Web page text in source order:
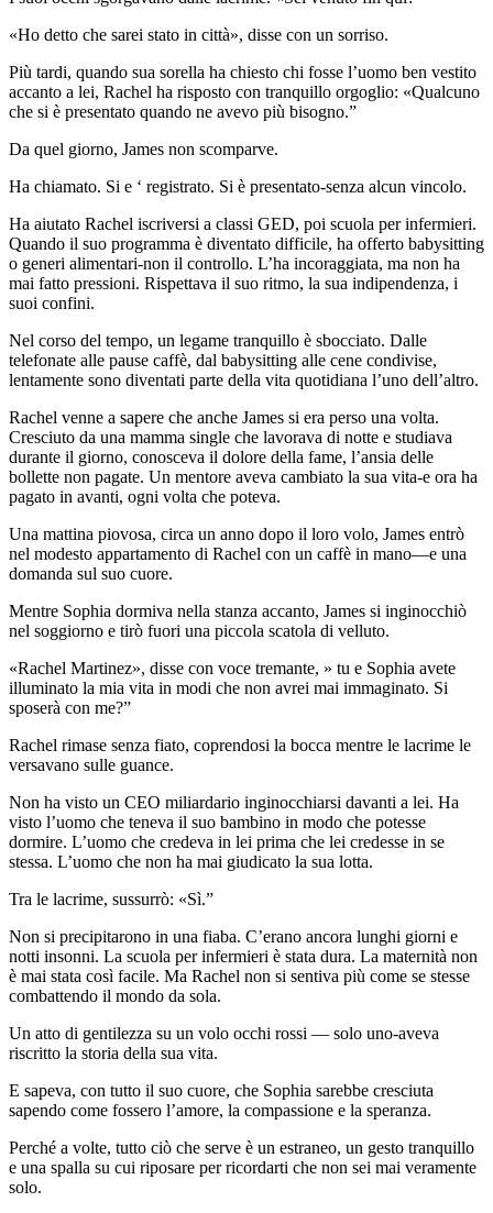
«Ho detto che sarei stato in città», disse con un sorriso.
Più tardi, quando sua sorella ha chiesto chi fosse l’uomo ben vestito
accanto a lei, Rachel ha risposto con tranquillo orgoglio: «Qualcuno
che si è presentato quando ne avevo più bisogno.”
Da quel giorno, James non scomparve.
Ha chiamato. Si e ‘ registrato. Si è presentato-senza alcun vincolo.
Ha aiutato Rachel iscriversi a classi GED, poi scuola per infermieri.
Quando il suo programma è diventato difficile, ha offerto babysitting
o generi alimentari-non il controllo. L’ha incoraggiata, ma non ha
mai fatto pressioni. Rispettava il suo ritmo, la sua indipendenza, i
suoi confini.
Nel corso del tempo, un legame tranquillo è sbocciato. Dalle
telefonate alle pause caffè, dal babysitting alle cene condivise,
lentamente sono diventati parte della vita quotidiana l’uno dell’altro.
Rachel venne a sapere che anche James si era perso una volta.
Cresciuto da una mamma single che lavorava di notte e studiava
durante il giorno, conosceva il dolore della fame, l’ansia delle
bollette non pagate. Un mentore aveva cambiato la sua vita-e ora ha
pagato in avanti, ogni volta che poteva.
Una mattina piovosa, circa un anno dopo il loro volo, James entrò
nel modesto appartamento di Rachel con un caffè in mano—e una
domanda sul suo cuore.
Mentre Sophia dormiva nella stanza accanto, James si inginocchiò
nel soggiorno e tirò fuori una piccola scatola di velluto.
«Rachel Martinez», disse con voce tremante, » tu e Sophia avete
illuminato la mia vita in modi che non avrei mai immaginato. Si
sposerà con me?”
Rachel rimase senza fiato, coprendosi la bocca mentre le lacrime le
versavano sulle guance.
Non ha visto un CEO miliardario inginocchiarsi davanti a lei. Ha
visto l’uomo che teneva il suo bambino in modo che potesse
dormire. L’uomo che credeva in lei prima che lei credesse in se
stessa. L’uomo che non ha mai giudicato la sua lotta.
Tra le lacrime, sussurrò: «Sì.”
Non si precipitarono in una fiaba. C’erano ancora lunghi giorni e
notti insonni. La scuola per infermieri è stata dura. La maternità non
è mai stata così facile. Ma Rachel non si sentiva più come se stesse
combattendo il mondo da sola.
Un atto di gentilezza su un volo occhi rossi — solo uno-aveva
riscritto la storia della sua vita.
E sapeva, con tutto il suo cuore, che Sophia sarebbe cresciuta
sapendo come fossero l’amore, la compassione e la speranza.
Perché a volte, tutto ciò che serve è un estraneo, un gesto tranquillo
e una spalla su cui riposare per ricordarti che non sei mai veramente
solo.